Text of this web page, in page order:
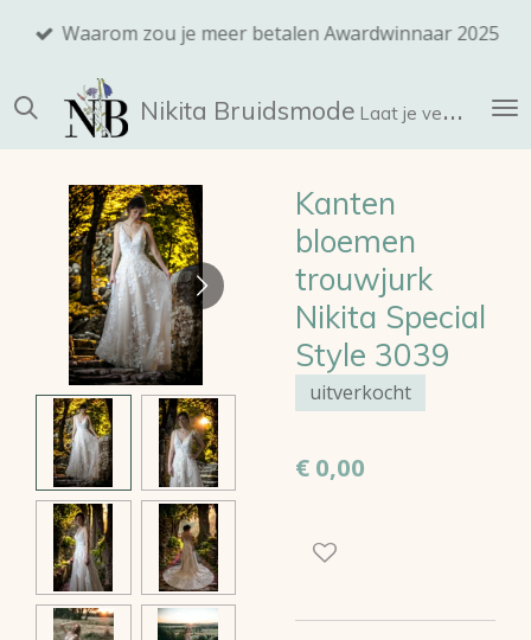
de
hoofdinhoud
Nikita Bruidsmode Laat je verrassen!
Waarom zou je meer betalen Awardwinnaar 2025
Kanten
bloemen
trouwjurk
Nikita Special
Style 3039
uitverkocht
€ 0,00